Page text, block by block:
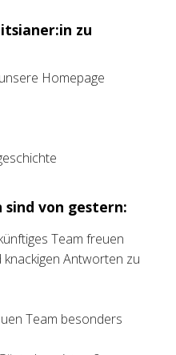
zu
Homepage
von gestern:
Team freuen
Antworten zu
Team besonders